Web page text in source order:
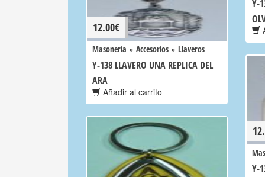
Y-
12.00€
Masoneria » Accesorios » Llaveros
Y-138 LLAVERO UNA REPLICA DEL
ARA
Añadir al carrito
Y-